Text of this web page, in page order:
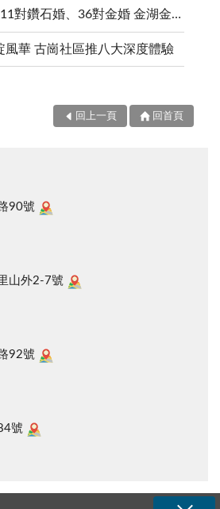
5對白金婚、11對鑽石婚、36對金婚 金湖金沙夫妻共享榮耀時刻 陳福海表揚金鑽婚夫妻 向半世紀相守家庭典範致敬
風華 古崗社區推八大深度體驗
回上一頁 回首頁
90號
山外2-7號
92號
號